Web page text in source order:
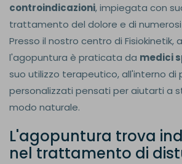
controindicazioni, impiegata con
trattamento del dolore e di numerosi
Presso il nostro centro di Fisiokinetik,
l'agopuntura è praticata da medici
suo utilizzo terapeutico, all'interno di
personalizzati pensati per aiutarti a
modo naturale.
L'agopuntura trova
nel trattamento di